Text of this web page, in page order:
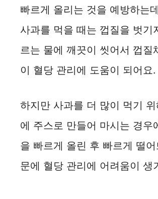
빠르게 올리는 것을 예방하는
사과를 먹을 때는 껍질을 벗기
르는 물에 깨끗이 씻어서 껍질
이 혈당 관리에 도움이 되어요.
하지만 사과를 더 많이 먹기 위
에 주스로 만들어 마시는 경우
을 빠르게 올린 후 빠르게 떨어
문에 혈당 관리에 어려움이 생